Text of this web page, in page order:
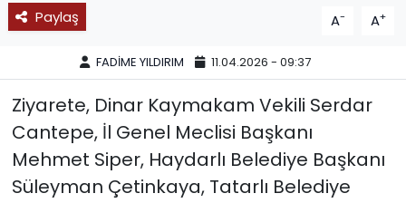
Paylaş A- A+
FADİME YILDIRIM 11.04.2026 - 09:37
Ziyarete, Dinar Kaymakam Vekili Serdar
Cantepe, İl Genel Meclisi Başkanı
Mehmet Siper, Haydarlı Belediye Başkanı
Süleyman Çetinkaya, Tatarlı Belediye